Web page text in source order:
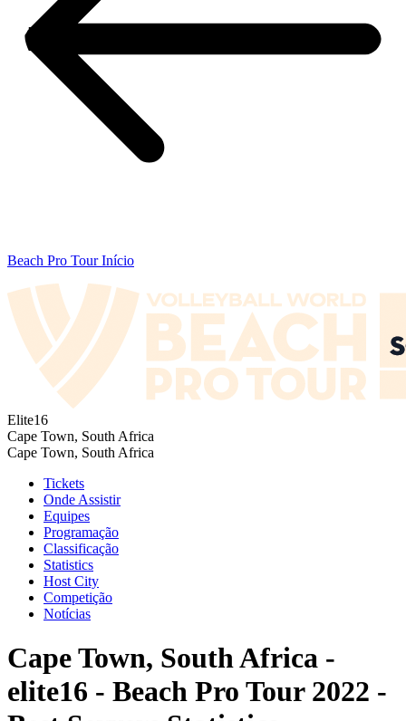
Beach Pro Tour Início
Elite16
Cape Town, South Africa
Cape Town, South Africa
Tickets
Onde Assistir
Equipes
Programação
Classificação
Statistics
Host City
Competição
Notícias
Cape Town, South Africa -
elite16 - Beach Pro Tour 2022 -